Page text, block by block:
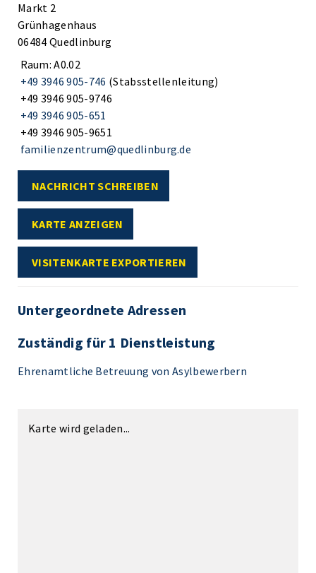
Markt 2
Grünhagenhaus
06484 Quedlinburg
Raum: A0.02
+49 3946 905-746 (Stabsstellenleitung)
+49 3946 905-9746
+49 3946 905-651
+49 3946 905-9651
familienzentrum@quedlinburg.de
NACHRICHT SCHREIBEN
KARTE ANZEIGEN
VISITENKARTE EXPORTIEREN
Untergeordnete Adressen
Zuständig für 1 Dienstleistung
Ehrenamtliche Betreuung von Asylbewerbern
Karte wird geladen...